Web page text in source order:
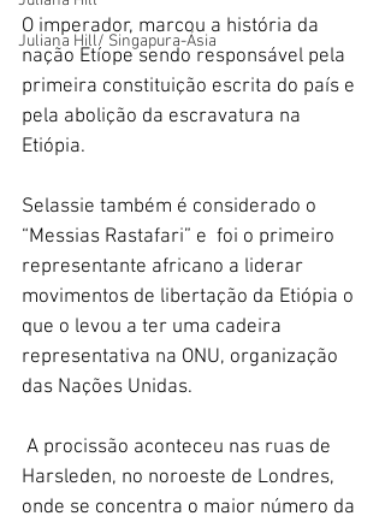
Juliana Hill/ Singapura-Ásia
O imperador, marcou a história da
nação Etíope sendo responsável pela
primeira constituição escrita do país e
pela abolição da escravatura na
Etiópia.
Selassie também é considerado o
“Messias Rastafari” e  foi o primeiro
representante africano a liderar
movimentos de libertação da Etiópia o
que o levou a ter uma cadeira
representativa na ONU, organização
das Nações Unidas.
Harsleden, no noroeste de Londres,
onde se concentra o maior número da